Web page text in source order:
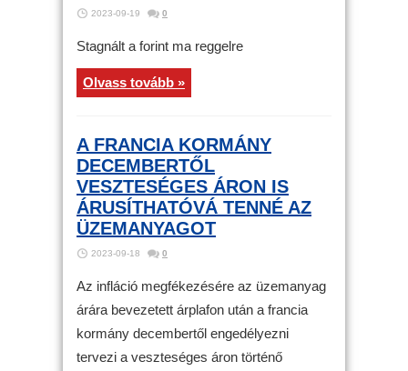
2023-09-19 0
Stagnált a forint ma reggelre
Olvass tovább »
A FRANCIA KORMÁNY
DECEMBERTŐL
VESZTESÉGES ÁRON IS
ÁRUSÍTHATÓVÁ TENNÉ AZ
ÜZEMANYAGOT
2023-09-18 0
Az infláció megfékezésére az üzemanyag
árára bevezetett árplafon után a francia
kormány decembertől engedélyezni
tervezi a veszteséges áron történő